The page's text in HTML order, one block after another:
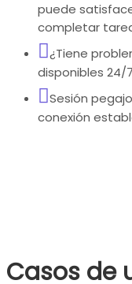
puede
completar
¿Tiene
disponibles 24/
Sesión
conexión
Casos de